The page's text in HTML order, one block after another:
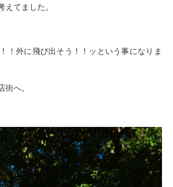
えてました。
！外に飛び出そう！！ッという事になりま
へ。